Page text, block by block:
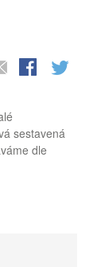
sestavená
dle